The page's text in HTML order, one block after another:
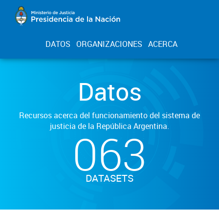
DATOS ORGANIZACIONES ACERCA
Datos
Recursos acerca del funcionamiento del sistema de
justicia de la República Argentina.
063
DATASETS